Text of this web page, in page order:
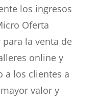
los ingresos
Oferta
la venta de
online y
a los clientes a
valor y